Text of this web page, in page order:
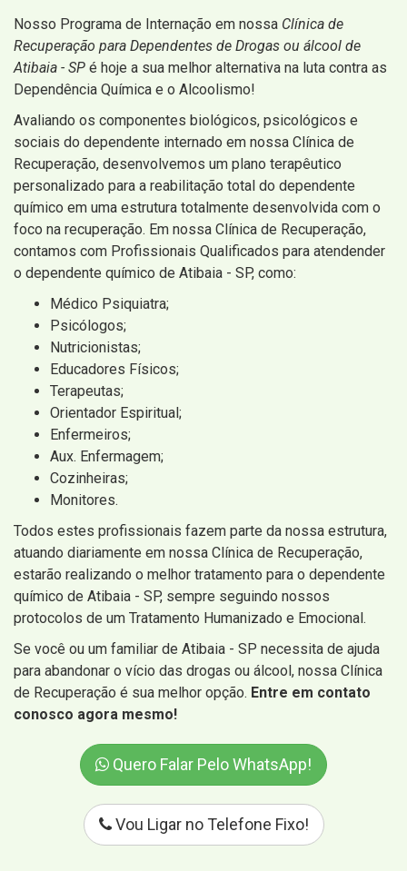
Nosso Programa de Internação em nossa Clínica de
Recuperação para Dependentes de Drogas ou álcool de
Atibaia - SP é hoje a sua melhor alternativa na luta contra as
Dependência Química e o Alcoolismo!
Avaliando os componentes biológicos, psicológicos e
sociais do dependente internado em nossa Clínica de
Recuperação, desenvolvemos um plano terapêutico
personalizado para a reabilitação total do dependente
químico em uma estrutura totalmente desenvolvida com o
foco na recuperação. Em nossa Clínica de Recuperação,
contamos com Profissionais Qualificados para atendender
o dependente químico de Atibaia - SP, como:
Médico Psiquiatra;
Psicólogos;
Nutricionistas;
Educadores Físicos;
Terapeutas;
Orientador Espiritual;
Enfermeiros;
Aux. Enfermagem;
Cozinheiras;
Monitores.
Todos estes profissionais fazem parte da nossa estrutura,
atuando diariamente em nossa Clínica de Recuperação,
estarão realizando o melhor tratamento para o dependente
químico de Atibaia - SP, sempre seguindo nossos
protocolos de um Tratamento Humanizado e Emocional.
Se você ou um familiar de Atibaia - SP necessita de ajuda
para abandonar o vício das drogas ou álcool, nossa Clínica
de Recuperação é sua melhor opção. Entre em contato
conosco agora mesmo!
Quero Falar Pelo WhatsApp!
Vou Ligar no Telefone Fixo!